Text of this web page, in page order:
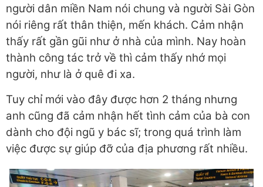
người dân miền Nam nói chung và người Sài Gòn
nói riêng rất thân thiện, mến khách. Cảm nhận
thấy rất gần gũi như ở nhà của mình. Nay hoàn
thành công tác trở về thì cảm thấy nhớ mọi
người, như là ở quê đi xa.
Tuy chỉ mới vào đây được hơn 2 tháng nhưng
anh cũng đã cảm nhận hết tình cảm của bà con
dành cho đội ngũ y bác sĩ; trong quá trình làm
việc được sự giúp đỡ của địa phương rất nhiều.